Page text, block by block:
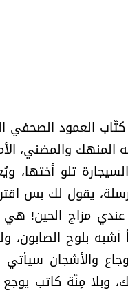
العمود الصحفي
والمضني،
تلو أختها،
يقول لك بس
عندي مزاج الحين!
بلوح الصابون،
والأشجان سيأتي
وبلا مِنّة كاتب يوجع